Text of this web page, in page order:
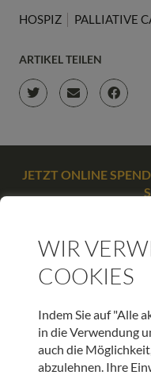
HOSPIZ PALLIATIVE
ARTIKEL TEILEN
JETZT ONLINE
WEITERE
HOSPIZ WELTWEIT
WIR
COOKIES
Indem Sie auf "Alle
in die Verwendung
auch die
abzulehnen. Ihre